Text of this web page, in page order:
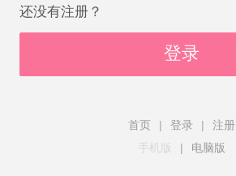
还没有注册？
登录
首页 | 登录 |
注册
手机版
| 电脑版